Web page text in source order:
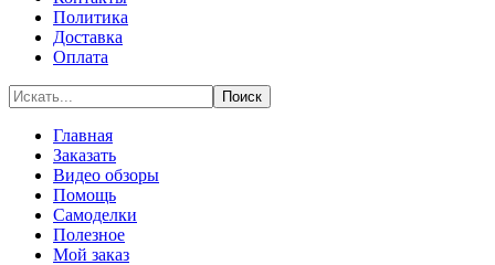
Политика
Доставка
Оплата
Главная
Заказать
Видео обзоры
Помощь
Самоделки
Полезное
Мой заказ